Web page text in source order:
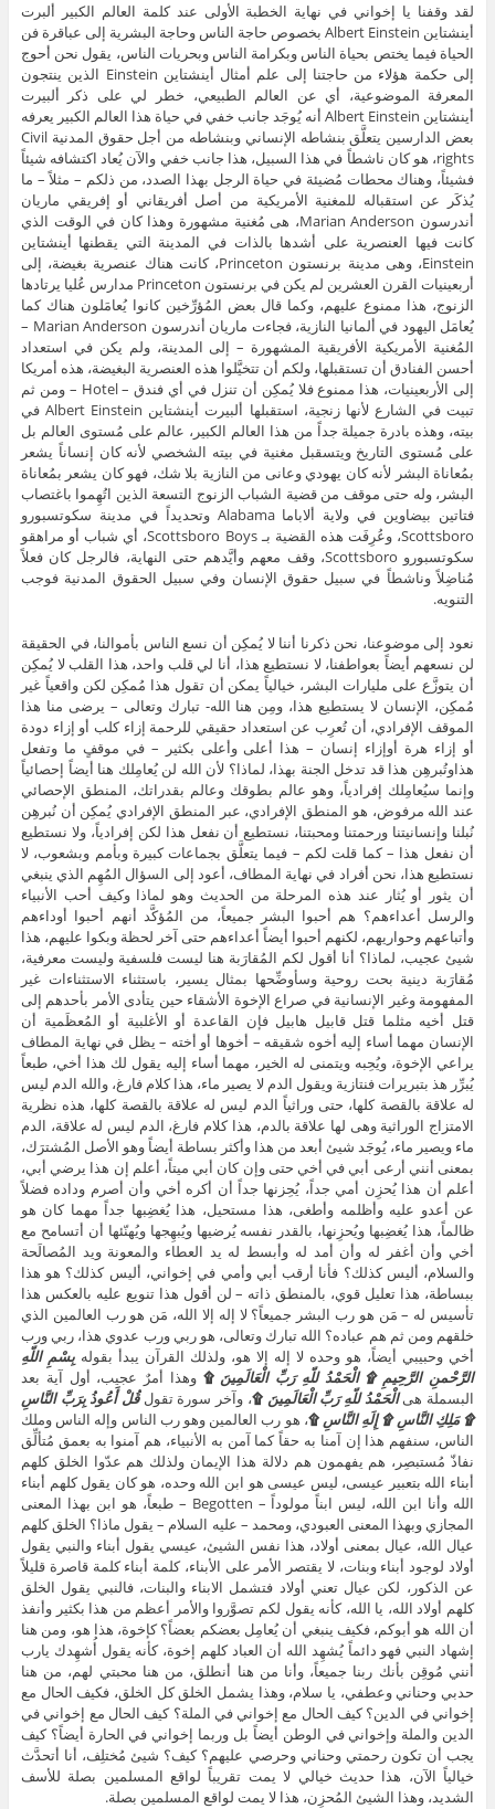
لقد وقفنا يا إخواني في نهاية الخطبة الأولى عند كلمة العالم الكبير ألبرت
أينشتاين Albert Einstein بخصوص حاجة الناس وحاجة البشرية إلى عباقرة فن
الحياة فيما يختص بحياة الناس وبكرامة الناس وبحريات الناس، يقول نحن أحوج
إلى حكمة هؤلاء من حاجتنا إلى علم أمثال أينشتاين Einstein الذين ينتجون
المعرفة الموضوعية، أي عن العالم الطبيعي، خطر لي على ذكر ألبيرت
أينشتاين Albert Einstein أنه يُوجَد جانب خفي في حياة هذا العالم الكبير يعرفه
بعض الدارسين يتعلَّق بنشاطه الإنساني وبنشاطه من أجل حقوق المدنية Civil
rights، هو كان ناشطاً في هذا السبيل، هذا جانب خفي والآن يُعاد اكتشافه شيئاً
فشيئاً، وهناك محطات مُضيئة في حياة الرجل بهذا الصدد، من ذلكم – مثلاً – ما
يُذكَر عن استقباله للمغنية الأمريكية من أصل أفريقاني أو إفريقي ماريان
أندرسون Marian Anderson، هى مُغنية مشهورة وهذا كان في الوقت الذي
كانت فيها العنصرية على أشدها بالذات في المدينة التي يقطنها أينشتاين
Einstein، وهى مدينة برنستون Princeton، كانت هناك عنصرية بغيضة، إلى
أربعينيات القرن العشرين لم يكن في برنستون Princeton مدارس عُليا يرتادها
الزنوج، هذا ممنوع عليهم، وكما قال بعض المُؤرِّخين كانوا يُعامَلون هناك كما
يُعامَل اليهود في ألمانيا النازية، فجاءت ماريان أندرسون Marian Anderson –
المُغنية الأمريكية الأفريقية المشهورة – إلى المدينة، ولم يكن في استعداد
أحسن الفنادق أن تستقبلها، ولكم أن تتخيَّلوا هذه العنصرية البغيضة، هذه أمريكا
إلى الأربعينيات، هذا ممنوع فلا يُمكِن أن تنزل في أي فندق – Hotel – ومن ثم
تبيت في الشارع لأنها زنجية، استقبلها ألبيرت أينشتاين Albert Einstein في
بيته، وهذه بادرة جميلة جداً من هذا العالم الكبير، عالم على مُستوى العالم بل
على مُستوى التاريخ ويتسقبل مغنية في بيته الشخصي لأنه كان إنساناً يشعر
بمُعاناة البشر لأنه كان يهودي وعانى من النازية بلا شك، فهو كان يشعر بمُعاناة
البشر، وله حتى موقف من قضية الشباب الزنوج التسعة الذين اتُهِموا باغتصاب
فتاتين بيضاوين في ولاية ألاباما Alabama وتحديداً في مدينة سكوتسبورو
Scottsboro، وعُرِفَت هذه القضية بـ Scottsboro Boys، أي شباب أو مراهقو
سكوتسبورو Scottsboro، وقف معهم وأيَّدهم حتى النهاية، فالرجل كان فعلاً
مُناضِلاً وناشطاً في سبيل حقوق الإنسان وفي سبيل الحقوق المدنية فوجب
التنويه.
نعود إلى موضوعنا، نحن ذكرنا أننا لا يُمكِن أن نسع الناس بأموالنا، في الحقيقة
لن نسعهم أيضاً بعواطفنا، لا نستطيع هذا، أنا لي قلب واحد، هذا القلب لا يُمكِن
أن يتوزَّع على مليارات البشر، خيالياً يمكن أن تقول هذا مُمكِن لكن واقعياً غير
مُمكِن، الإنسان لا يستطيع هذا، ومِن هنا الله- تبارك وتعالى – يرضى منا هذا
الموقف الإفرادي، أن تُعرِب عن استعداد حقيقي للرحمة إزاء كلب أو إزاء دودة
أو إزاء هرة أوإزاء إنسان – هذا أعلى وأعلى بكثير – في موقفٍ ما وتفعل
هذاوتُبرهِن هذا قد تدخل الجنة بهذا، لماذا؟ لأن الله لن يُعامِلك هنا أيضاً إحصائياً
وإنما سيُعامِلك إفرادياً، وهو عالم بطوقك وعالم بقدراتك، المنطق الإحصائي
عند الله مرفوض، هو المنطق الإفرادي، عبر المنطق الإفرادي يُمكِن أن نُبرهِن
نُبلنا وإنسانيتنا ورحمتنا ومحبتنا، نستطيع أن نفعل هذا لكن إفرادياً، ولا نستطيع
أن نفعل هذا – كما قلت لكم – فيما يتعلَّق بجماعات كبيرة وبأمم وبشعوب، لا
نستطيع هذا، نحن أفراد في نهاية المطاف، أعود إلى السؤال المُهِم الذي ينبغي
أن يثور أو يُثار عند هذه المرحلة من الحديث وهو لماذا وكيف أحب الأنبياء
والرسل أعداءهم؟ هم أحبوا البشر جميعاً، من المُؤكَّد أنهم أحبوا أوداءهم
وأتباعهم وحواريهم، لكنهم أحبوا أيضاً أعداءهم حتى آخر لحظة وبكوا عليهم، هذا
شيئ عجيب، لماذا؟ أنا أقول لكم المُقارَبة هنا ليست فلسفية وليست معرفية،
مُقارَبة دينية بحت روحية وسأوضِّحها بمثال يسير، باستثناء الاستثناءات غير
المفهومة وغير الإنسانية في صراع الإخوة الأشقاء حين يتأدى الأمر بأحدهم إلى
قتل أخيه مثلما قتل قابيل هابيل فإن القاعدة أو الأغلبية أو المُعظَمية أن
الإنسان مهما أساء إليه أخوه شقيقه – أخوها أو أخته – يظل في نهاية المطاف
يراعي الإخوة، ويُحِبه ويتمنى له الخير، مهما أساء إليه يقول لك هذا أخي، طبعاً
يُبرِّر هذ بتبريرات فنتازية ويقول الدم لا يصير ماء، هذا كلام فارغ، والله الدم ليس
له علاقة بالقصة كلها، حتى وراثياً الدم ليس له علاقة بالقصة كلها، هذه نظرية
الامتزاج الوراثية وهى لها علاقة بالدم، هذا كلام فارغ، الدم ليس له علاقة، الدم
ماء ويصير ماء، يُوجَد شيئ أبعد من هذا وأكثر بساطة أيضاً وهو الأصل المُشترَك،
بمعنى أنني أرعى أبي في أخي حتى وإن كان أبي ميتاً، أعلم إن هذا يرضي أبي،
أعلم أن هذا يُحزِن أمي جداً، يُحِزنها جداً أن أكره أخي وأن أصرم وداده فضلاً
عن أعدو عليه وأظلمه وأطغى، هذا مستحيل، هذا يُغضِبها جداً مهما كان هو
ظالماً، هذا يُغضِبها ويُحزِنها، بالقدر نفسه يُرضيها ويُبهِجها ويُهنّئها أن أتسامح مع
أخي وأن أغفر له وأن أمد له وأبسط له يد العطاء والمعونة ويد المُصالَحة
والسلام، أليس كذلك؟ فأنا أرقب أبي وأمي في إخواني، أليس كذلك؟ هو هذا
ببساطة، هذا تعليل قوي، بالمنطق ذاته – لن أقول هذا تنويع عليه بالعكس هذا
تأسيس له – مَن هو رب البشر جميعاً؟ لا إله إلا الله، مَن هو رب العالمين الذي
خلقهم ومن ثم هم عباده؟ الله تبارك وتعالى، هو ربي ورب عدوي هذا، ربي ورب
أخي وحبيبي أيضاً، هو وحده لا إله إلا هو، ولذلك القرآن يبدأ بقوله بِسْمِ اللّهِ
الرَّحْمنِ الرَّحِيمِ ۩ الْحَمْدُ للّهِ رَبِّ الْعَالَمِينَ۩ وهذا أمرٌ عجيب، أول آية بعد
البسملة هى الْحَمْدُ للّهِ رَبِّ الْعَالَمِينَ۩، وآخر سورة تقول قُلْ أَعُوذُ بِرَبِّ النَّاسِ
۩ مَلِكِ النَّاسِ ۩ إِلَهِ النَّاسِ ۩، هو رب العالمين وهو رب الناس وإله الناس وملك
الناس، سنفهم هذا إن آمنا به حقاً كما آمن به الأنبياء، هم آمنوا به بعمق مُتألِّق
نفاذّ مُستبصِر، هم يفهمون هم دلالة هذا الإيمان ولذلك هم عدّوا الخلق كلهم
أبناء الله بتعبير عيسى، ليس عيسى هو ابن الله وحده، هو كان يقول كلهم أبناء
الله وأنا ابن الله، ليس ابناً مولوداً – Begotten – طبعاً، هو ابن بهذا المعنى
المجازي وبهذا المعنى العبودي، ومحمد – عليه السلام – يقول ماذا؟ الخلق كلهم
عيال الله، عيال بمعنى أولاد، هذا نفس الشيئ، عيسي يقول أبناء والنبي يقول
أولاد لوجود أبناء وبنات، لا يقتصر الأمر على الأبناء، كلمة أبناء كلمة قاصرة قليلاً
عن الذكور، لكن عيال تعني أولاد فتشمل الابناء والبنات، فالنبي يقول الخلق
كلهم أولاد الله، يا الله، كأنه يقول لكم تصوَّروا والأمر أعظم من هذا بكثير وأنفذ
أن الله هو أبوكم، فكيف ينبغي أن يُعامِل بعضكم بعضاً؟ كإخوة، هذا هو، ومن هنا
إشهاد النبي فهو دائماً يُشهِد الله أن العباد كلهم إخوة، كأنه يقول أُشهِدك يارب
أنني مُوقِن بأنك ربنا جميعاً، وأنا من هنا أنطلق، من هنا محبتي لهم، من هنا
حدبي وحناني وعطفي، يا سلام، وهذا يشمل الخلق كل الخلق، فكيف الحال مع
إخواني في الدين؟ كيف الحال مع إخواني في الملة؟ كيف الحال مع إخواني في
الدين والملة وإخواني في الوطن أيضاً بل وربما إخواني في الحارة أيضاً؟ كيف
يجب أن تكون رحمتي وحناني وحرصي عليهم؟ كيف؟ شيئ مُختلِف، أنا أتحدَّث
خيالياً الآن، هذا حديث خيالي لا يمت تقريباً لواقع المسلمين بصلة للأسف
الشديد، وهذا الشيئ المُحزِن، هذا لا يمت لواقع المسلمين بصلة.